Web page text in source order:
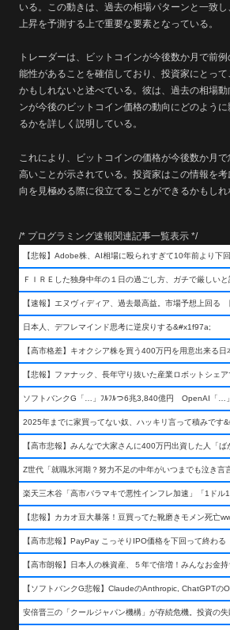
いる。この動きは、過去の相場パターンと一致
上昇を予測する上で重要な要素となっている。
トレーダーは、ビットコインが今後数か月で前
能性があることを確信しており、投資家にとっ
かもしれないと述べている。彼は、過去の相場
ンが今後のビットコイン価格の動向にどのよう
るかを詳しく説明している。
これにより、ビットコインの価格が今後数か月
高いことが示されている。投資家はこの情報を
向を見極める際に役立てることができるかもしれ
/* プログラミング速報関連記事一覧表示 */
【悲報】Adobe株、AI相場に殴られすぎて10年前より下
ＦＩＲＥした独身中年の１日の過ごし方、ガチで厳しいと
【速報】エヌヴィディア、過去最高益。市場予想上回る
日本人、デフレマインド思考に逆戻りする&#x1f97a;
ソフトバンクG「…」ﾌﾙﾌﾙつ6兆3,840億円 OpenAI「…」
【悲報】カカオ豆大暴落！豆買ってた靴磨きモメン死亡
【高市悲報】PayPay こっそりIPO価格を下回って終わる
【高市朗報】日本人の株資産、５年で倍増！みんなお金持